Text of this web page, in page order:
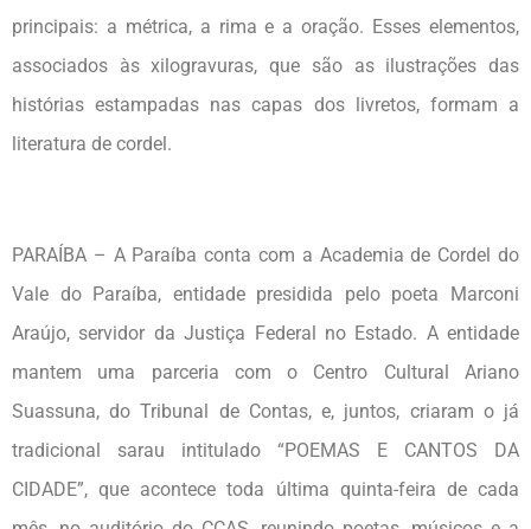
principais: a métrica, a rima e a oração. Esses elementos,
associados às xilogravuras, que são as ilustrações das
histórias estampadas nas capas dos livretos, formam a
literatura de cordel.
PARAÍBA – A Paraíba conta com a Academia de Cordel do
Vale do Paraíba, entidade presidida pelo poeta Marconi
Araújo, servidor da Justiça Federal no Estado. A entidade
mantem uma parceria com o Centro Cultural Ariano
Suassuna, do Tribunal de Contas, e, juntos, criaram o já
tradicional sarau intitulado “POEMAS E CANTOS DA
CIDADE”, que acontece toda última quinta-feira de cada